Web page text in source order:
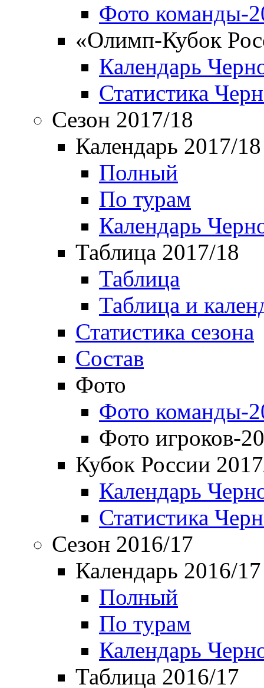
Фото команды-
«Олимп-Кубок
Календарь
Статистика
Сезон 2017/18
Календарь 2017/18
Полный
По турам
Календарь
Таблица 2017/18
Таблица
Таблица и
Статистика сезона
Состав
Фото
Фото команды-
Фото игроков-
Кубок России
Календарь
Статистика
Сезон 2016/17
Календарь 2016/17
Полный
По турам
Календарь
Таблица 2016/17